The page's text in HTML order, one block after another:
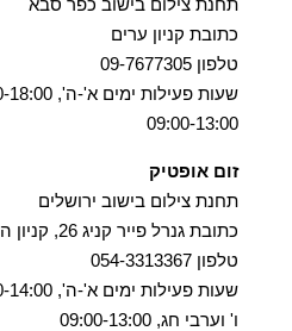
תחנת צילום בישוב כפר סבא
כתובת קניון ערים
טלפון 09-7677305
09:00-13:00
זום אופטיק
תחנת צילום בישוב ירושלים
כתובת גנרל פייר קניג 26, קניון הדר, תלפיות, ירושלים
טלפון 054-3313367
ו' וערבי חג, 09:00-13:00